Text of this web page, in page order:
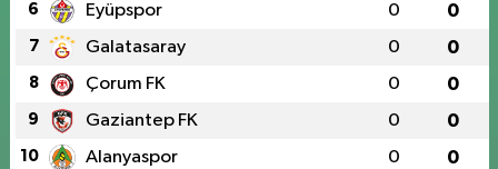
6 Eyüpspor 0 0
7 Galatasaray 0 0
8 Çorum FK 0 0
9 Gaziantep FK 0 0
10 Alanyaspor 0 0